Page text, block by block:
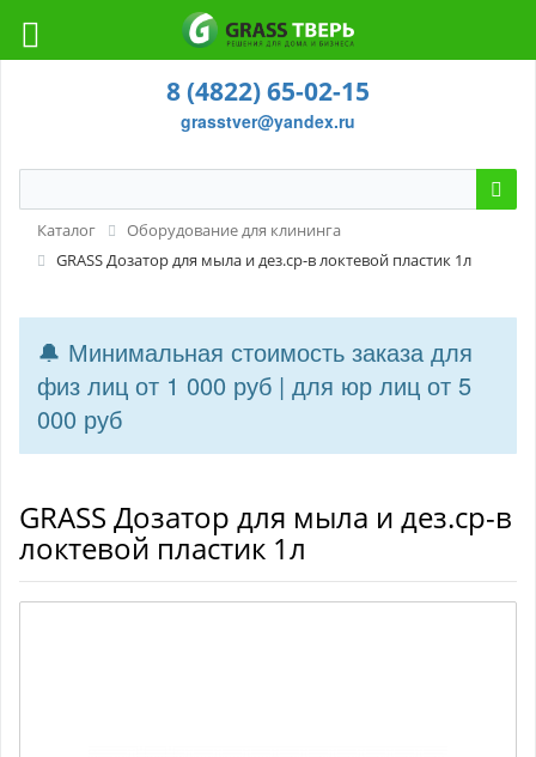
8 (4822) 65-02-15
grasstver@yandex.ru
Каталог
Оборудование для клининга
GRASS Дозатор для мыла и дез.ср-в локтевой пластик 1л
🔔 Минимальная стоимость заказа для
физ лиц от 1 000 руб | для юр лиц от 5
000 руб
GRASS Дозатор для мыла и дез.ср-в
локтевой пластик 1л